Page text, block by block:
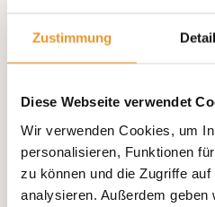
Zustimmung
Diese Webseite verwendet
Wir verwenden Cookies, um
personalisieren, Funktionen
zu können und die Zugriffe
analysieren. Außerdem